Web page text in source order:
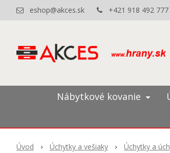
eshop@akces.sk +421 918 492 777
Nábytkové kovanie
Úvod Úchytky a vešiaky Úchytky a